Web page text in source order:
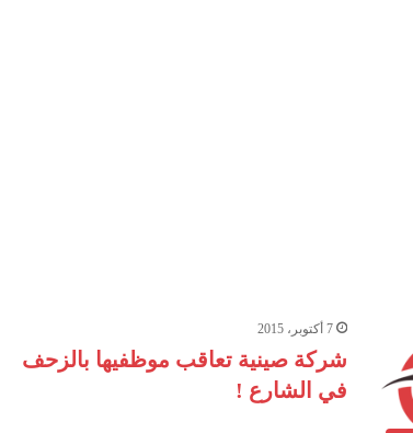
7 أكتوبر، 2015
شركة صينية تعاقب موظفيها بالزحف
في الشارع !